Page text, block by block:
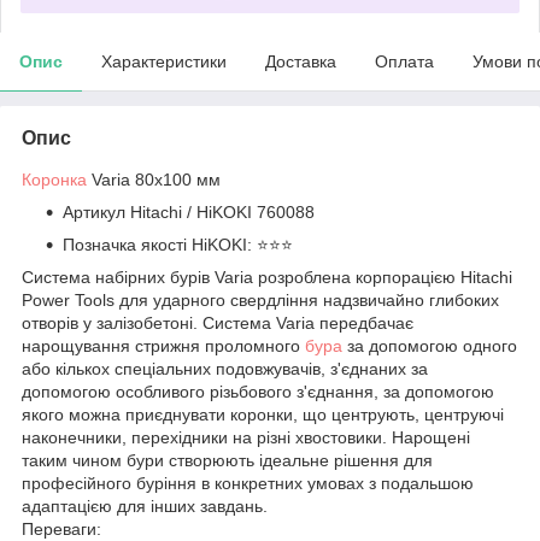
Опис Характеристики Доставка Оплата Умови
Опис
Коронка Varia 80х100 мм
Артикул Hitachi / HiKOKI 760088
Позначка якості HiKOKI: ⭐️⭐️⭐️
Система набірних бурів Varia розроблена корпорацією Hitachi
Power Tools для ударного свердління надзвичайно глибоких
отворів у залізобетоні. Система Varia передбачає
нарощування стрижня проломного бура за допомогою одного
або кількох спеціальних подовжувачів, з'єднаних за
допомогою особливого різьбового з'єднання, за допомогою
якого можна приєднувати коронки, що центрують, центруючі
наконечники, перехідники на різні хвостовики. Нарощені
таким чином бури створюють ідеальне рішення для
професійного буріння в конкретних умовах з подальшою
адаптацією для інших завдань.
Переваги: